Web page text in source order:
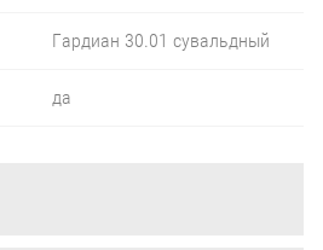
Гардиан 30.01 сувальдный
да